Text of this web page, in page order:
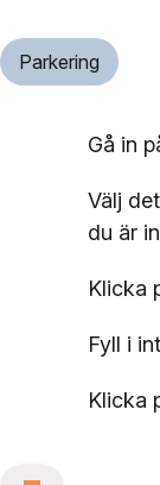
Parkering
Gå in
Välj
du är
Klicka
Fyll i
Klicka